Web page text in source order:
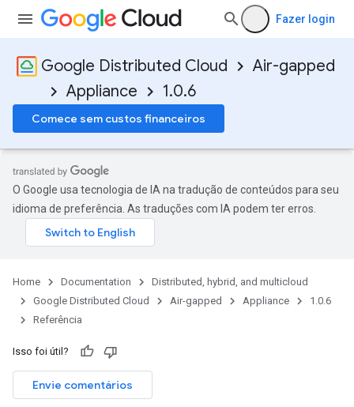
Fazer login
Google Distributed Cloud
Air-gapped
Appliance
1.0.6
Comece sem custos financeiros
O Google usa tecnologia de IA na tradução de conteúdos para seu
idioma de preferência. As traduções com IA podem ter erros.
Home Documentation
Distributed, hybrid, and multicloud
Google Distributed Cloud
Air-gapped Appliance
1.0.6
Referência
Isso foi útil?
Envie comentários